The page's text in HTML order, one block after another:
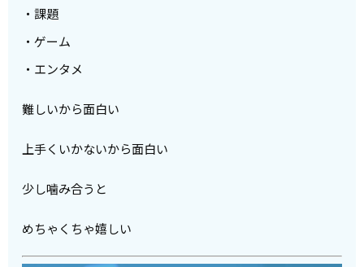
・課題
・ゲーム
・エンタメ
難しいから面白い
上手くいかないから面白い
少し噛み合うと
めちゃくちゃ嬉しい